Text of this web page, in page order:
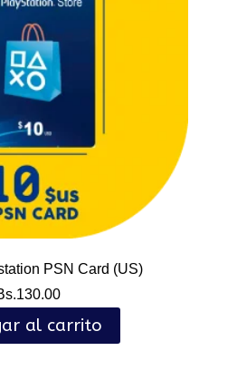
PSN Card (US)
130.00
al carrito